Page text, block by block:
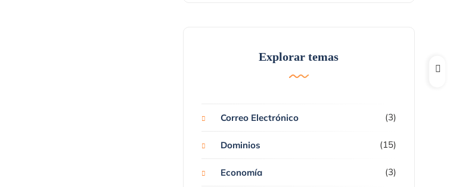
Explorar temas
Correo Electrónico (3)
Dominios (15)
Economía (3)